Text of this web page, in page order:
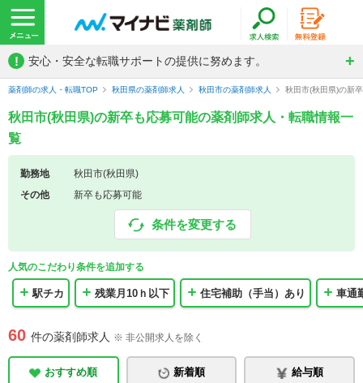
! 安心・安全な転職サポートの提供に努めます。
薬剤師の求人・転職TOP 秋田県の薬剤師求人 秋田市の薬剤師求人 秋田市(秋田県)の新
秋田市(秋田県)の新卒も応募可能の薬剤師求人・転職情報一
覧
勤務地
秋田市(秋田県)
その他
新卒も応募可能
条件を変更する
人気のこだわり条件を追加する
駅チカ 残業月10ｈ以下 住宅補助（手当）あり 車通
60 件の薬剤師求人 ※ 非公開求人を除く
おすすめ順 新着順 給与順